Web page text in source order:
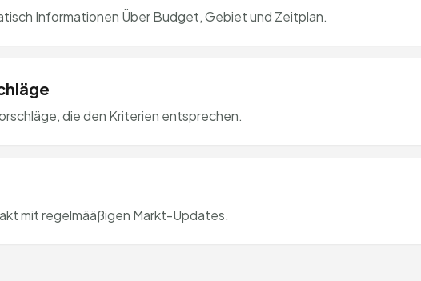
Informationen Über Budget, Gebiet und Zeitplan.
die den Kriterien entsprechen.
mit regelmääßigen Markt-Updates.